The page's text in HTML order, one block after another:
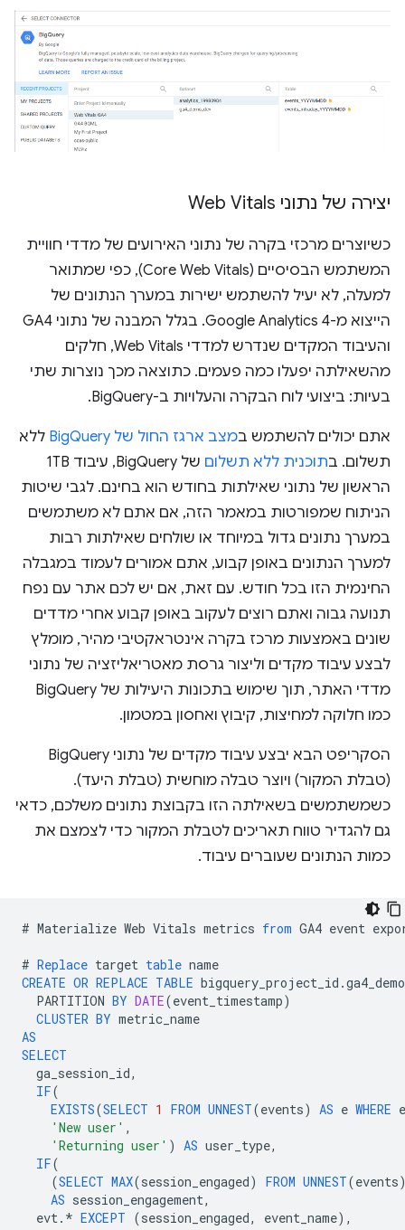
יצירה של נתוני Web Vitals
כשיוצרים מרכזי בקרה של נתוני האירועים של מדדי חוויית
המשתמש הבסיסיים (Core Web Vitals), כפי שמתואר
למעלה, לא יעיל להשתמש ישירות במערך הנתונים של
הייצוא מ-Google Analytics 4. בגלל המבנה של נתוני GA4
והעיבוד המקדים שנדרש למדדי Web Vitals, חלקים
מהשאילתה יפעלו כמה פעמים. כתוצאה מכך נוצרות שתי
בעיות: ביצועי לוח הבקרה והעלויות ב-BigQuery.
אתם יכולים להשתמש במצב ארגז החול של BigQuery
ללא
תשלום. בתוכנית ללא תשלום
של BigQuery, עיבוד 1TB
הראשון של נתוני שאילתות בחודש הוא בחינם. לגבי שיטות
הניתוח שמפורטות במאמר הזה, אם אתם לא משתמשים
במערך נתונים גדול במיוחד או שולחים שאילתות רבות
למערך הנתונים באופן קבוע, אתם אמורים לעמוד במגבלה
החינמית הזו בכל חודש. עם זאת, אם יש לכם אתר עם נפח
תנועה גבוה ואתם רוצים לעקוב באופן קבוע אחרי מדדים
שונים באמצעות מרכז בקרה אינטראקטיבי מהיר, מומלץ
לבצע עיבוד מקדים וליצור גרסת מאטריאליזציה של נתוני
מדדי האתר, תוך שימוש בתכונות היעילות של BigQuery
כמו חלוקה למחיצות, קיבוץ ואחסון במטמון.
הסקריפט הבא יבצע עיבוד מקדים של נתוני BigQuery
(טבלת המקור) ויוצר טבלה מוחשית (טבלת היעד).
כשמשתמשים בשאילתה הזו בקבוצת נתונים משלכם, כדאי
גם להגדיר טווח תאריכים לטבלת המקור כדי לצמצם את
כמות הנתונים שעוברים עיבוד.
# Materialize Web Vitals metrics from GA4 event
# Replace target table name
CREATE OR REPLACE TABLE bigquery_project_id .
PARTITION BY DATE(event_timestamp)
CLUSTER BY metric_name
AS
SELECT
ga_session_id,
IF(
EXISTS(SELECT 1 FROM UNNEST(events) AS e WHERE e
'New user' ,
'Returning user' ) AS user_type,
IF(
(SELECT MAX(session_engaged) FROM UNNEST(events
AS session_engagement,
evt. * EXCEPT (session_engaged, event_name),